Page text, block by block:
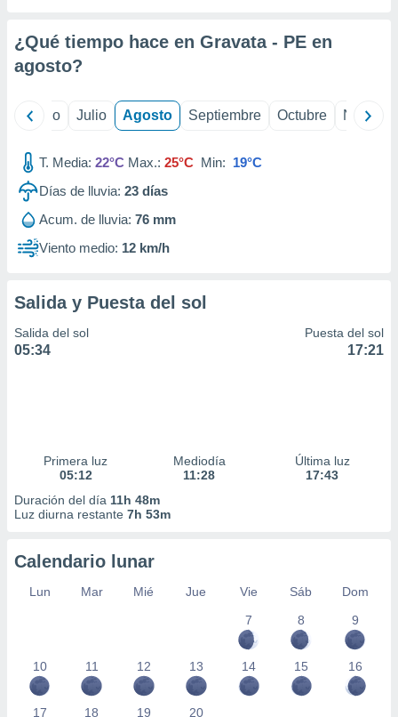
e
mediante
publicidad
publicidad
de
1199
¿Qué tiempo hace en Gravata - PE en
agosto?
Junio Julio Agosto Septiembre Octubre
T. Media: 22°C Max.: 25°C Min: 19°C
Días de lluvia: 23 días
Acum. de lluvia: 76 mm
Viento medio: 12 km/h
Salida y Puesta del sol
Salida del sol
05:34
Puesta del sol
17:21
Primera luz
05:12
Mediodía
11:28
Última luz
17:43
Duración del día 11h 48m
Luz diurna restante 7h 53m
Calendario lunar
Lun Mar Mié Jue Vie Sáb
Dom
7
8 9
10 11 12 13 14 15 16
17 18 19 20